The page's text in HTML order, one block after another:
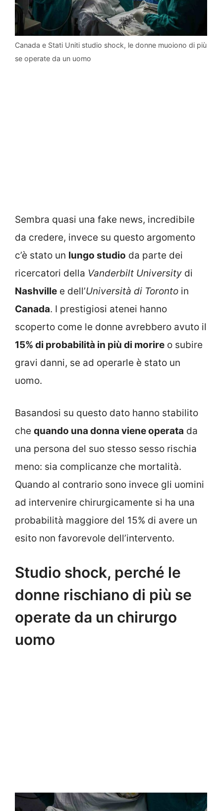
Canada e Stati Uniti studio shock, le donne muoiono di più
se operate da un uomo
Sembra quasi una fake news, incredibile
da credere, invece su questo argomento
c’è stato un lungo studio da parte dei
ricercatori della Vanderbilt University di
Nashville e dell’Università di Toronto in
Canada. I prestigiosi atenei hanno
scoperto come le donne avrebbero avuto il
15% di probabilità in più di morire o subire
gravi danni, se ad operarle è stato un
uomo.
Basandosi su questo dato hanno stabilito
che quando una donna viene operata da
una persona del suo stesso sesso rischia
meno: sia complicanze che mortalità.
Quando al contrario sono invece gli uomini
ad intervenire chirurgicamente si ha una
probabilità maggiore del 15% di avere un
esito non favorevole dell’intervento.
Studio shock, perché le
donne rischiano di più se
operate da un chirurgo
uomo